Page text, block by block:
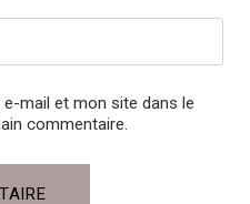
mail et mon site dans le
commentaire.